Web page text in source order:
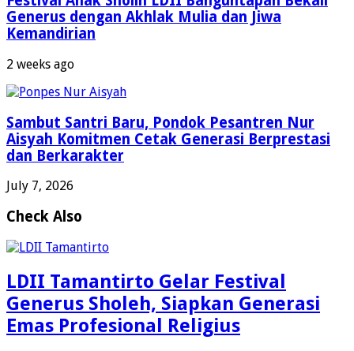
Generus dengan Akhlak Mulia dan Jiwa
Kemandirian
2 weeks ago
Sambut Santri Baru, Pondok Pesantren Nur
Aisyah Komitmen Cetak Generasi Berprestasi
dan Berkarakter
July 7, 2026
Check Also
LDII Tamantirto Gelar Festival
Generus Sholeh, Siapkan Generasi
Emas Profesional Religius